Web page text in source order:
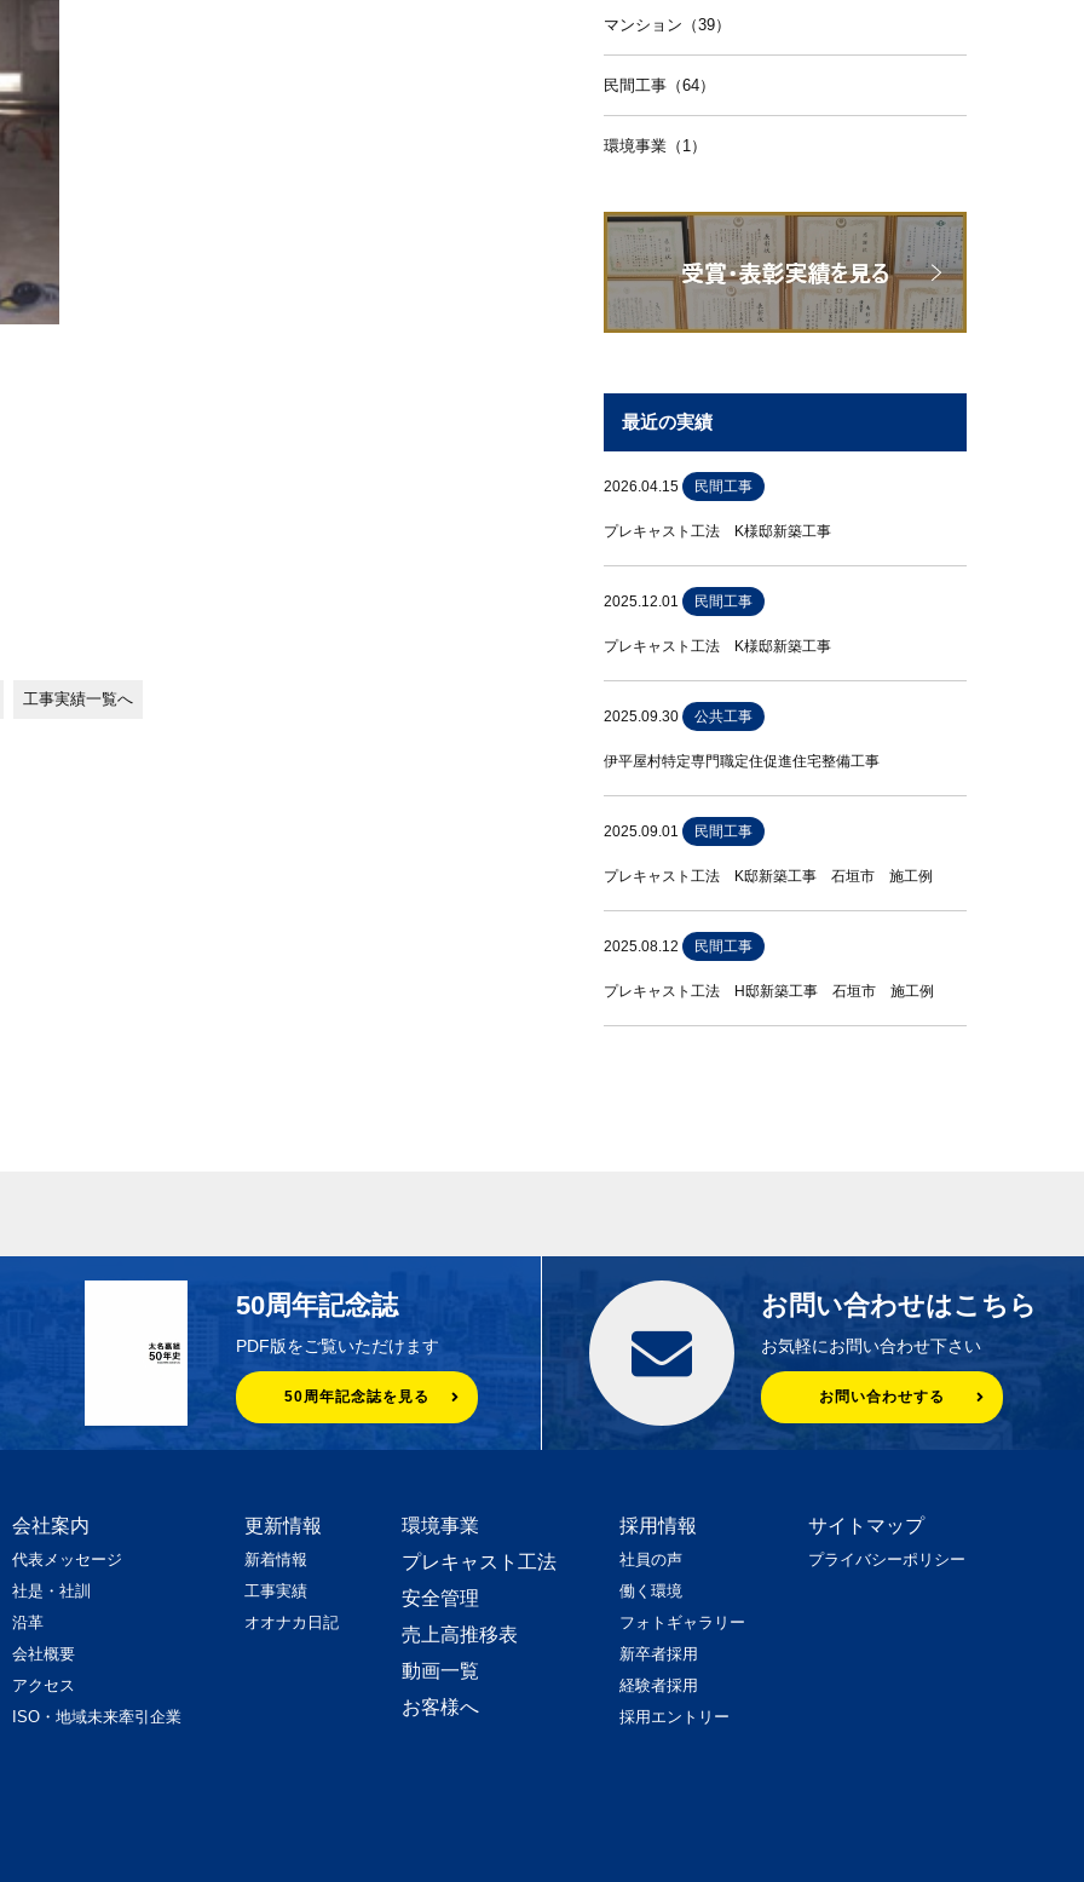
工事実績一覧へ
マンション（39）
民間工事（64）
環境事業（1）
最近の実績
2026.04.15 民間工事
プレキャスト工法 K様邸新築工事
2025.12.01 民間工事
プレキャスト工法 K様邸新築工事
2025.09.30 公共工事
伊平屋村特定専門職定住促進住宅整備工事
2025.09.01 民間工事
プレキャスト工法 K邸新築工事 石垣市 施工例
2025.08.12 民間工事
プレキャスト工法 H邸新築工事 石垣市 施工例
50周年記念誌
PDF版をご覧いただけます
50周年記念誌を見る
お問い合わせはこちら
お気軽にお問い合わせ下さい
お問い合わせする
会社案内
代表メッセージ
社是・社訓
沿革
会社概要
アクセス
ISO・地域未来牽引企業
更新情報
新着情報
工事実績
オオナカ日記
環境事業
プレキャスト工法
安全管理
売上高推移表
動画一覧
お客様へ
採用情報
社員の声
働く環境
フォトギャラリー
新卒者採用
経験者採用
採用エントリー
サイトマップ
プライバシーポリシー